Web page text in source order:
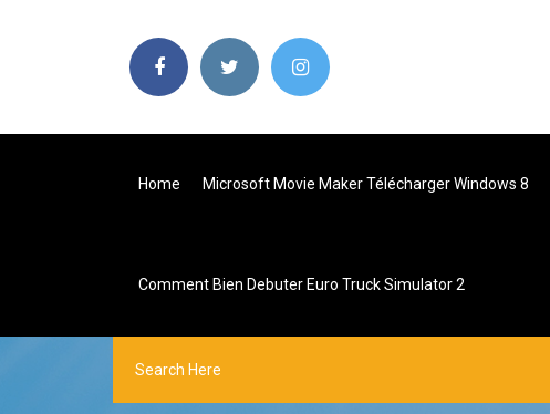
Home Microsoft Movie Maker Télécharger Windows 8
Comment Bien Debuter Euro Truck Simulator 2